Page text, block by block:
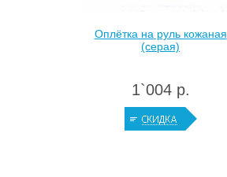
Оплётка на руль кожаная
(серая)
1`004 р.